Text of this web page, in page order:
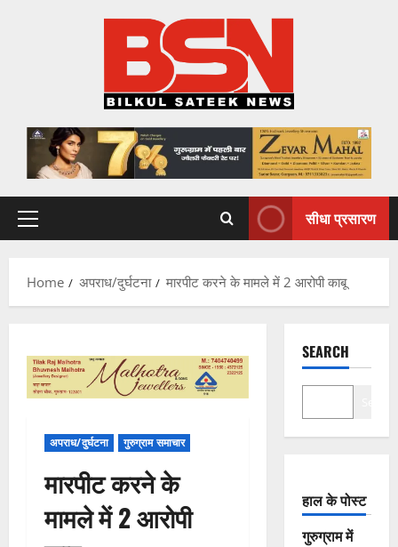
Primary
सीधा प्रसारण
Home अपराध/दुर्घटना मारपीट करने के मामले में 2 आरोपी काबू
अपराध/दुर्घटना गुरुग्राम समाचार
मारपीट करने के
मामले में 2 आरोपी
SEARCH
हाल के पोस्ट
गुरुग्राम में